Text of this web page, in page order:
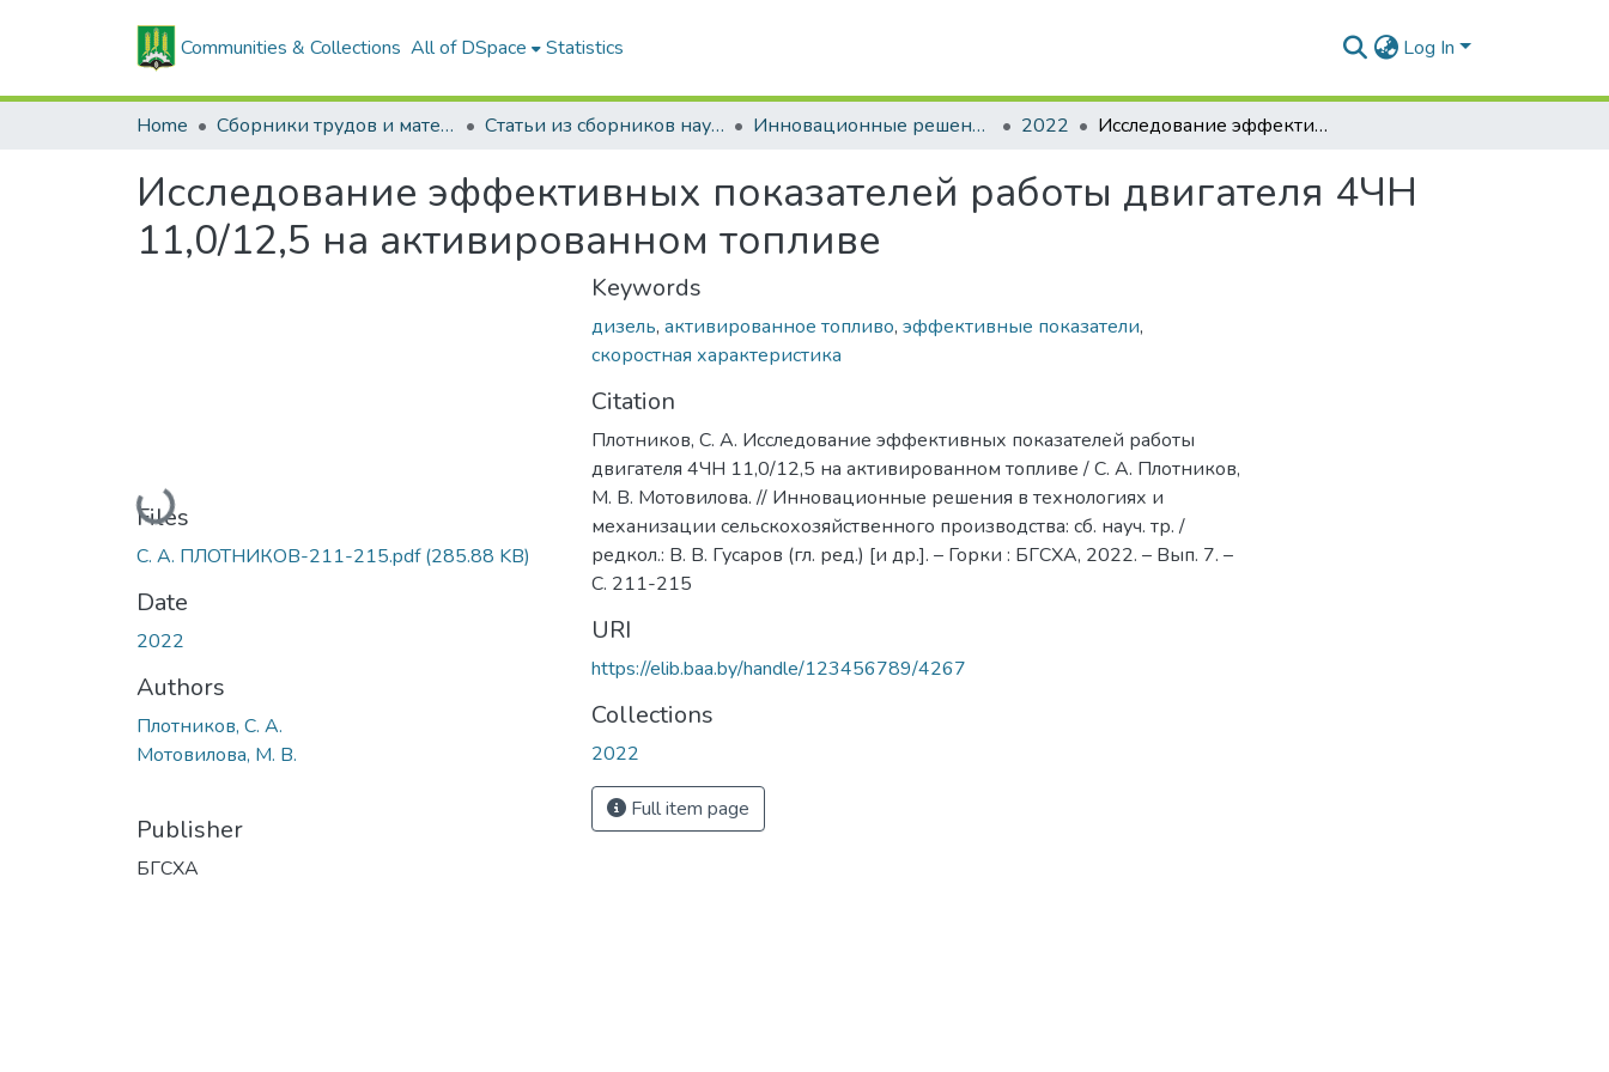
Communities & Collections All of DSpace Statistics Log In
Home Сборники трудов и материалов конференций Статьи из сборников научных трудов Инновационные решения в технологиях и механизации сельскохозяйственного производства 2022 Исследование эффективных показателей работы двигателя 4ЧН 11,0/12,5 на активированном топливе
Исследование эффективных показателей работы двигателя 4ЧН
11,0/12,5 на активированном топливе
Loading...
Files
С. А. ПЛОТНИКОВ-211-215.pdf(285.88 KB)
Date
2022
Authors
Плотников, С. А.
Мотовилова, М. В.
Publisher
БГСХА
Keywords
дизель, активированное топливо, эффективные показатели,
скоростная характеристика
Citation
Плотников, С. А. Исследование эффективных показателей работы
двигателя 4ЧН 11,0/12,5 на активированном топливе / С. А. Плотников,
М. В. Мотовилова. // Инновационные решения в технологиях и
механизации сельскохозяйственного производства: сб. науч. тр. /
редкол.: В. В. Гусаров (гл. ред.) [и др.]. – Горки : БГСХА, 2022. – Вып. 7. –
С. 211-215
URI
https://elib.baa.by/handle/123456789/4267
Collections
2022
Full item page